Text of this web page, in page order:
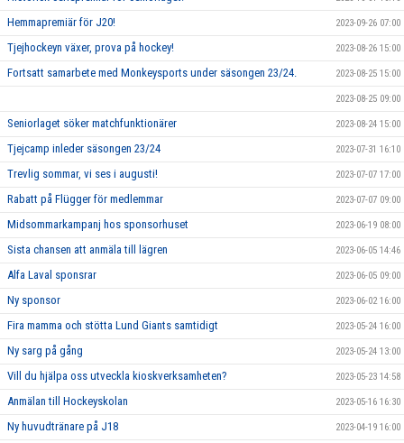
Hemmapremiär för J20! 2023-09-26 07:00
Tjejhockeyn växer, prova på hockey! 2023-08-26 15:00
Fortsatt samarbete med Monkeysports under säsongen 23/24. 2023-08-25 15:00
2023-08-25 09:00
Seniorlaget söker matchfunktionärer 2023-08-24 15:00
Tjejcamp inleder säsongen 23/24 2023-07-31 16:10
Trevlig sommar, vi ses i augusti! 2023-07-07 17:00
Rabatt på Flügger för medlemmar 2023-07-07 09:00
Midsommarkampanj hos sponsorhuset 2023-06-19 08:00
Sista chansen att anmäla till lägren 2023-06-05 14:46
Alfa Laval sponsrar 2023-06-05 09:00
Ny sponsor 2023-06-02 16:00
Fira mamma och stötta Lund Giants samtidigt 2023-05-24 16:00
Ny sarg på gång 2023-05-24 13:00
Vill du hjälpa oss utveckla kioskverksamheten? 2023-05-23 14:58
Anmälan till Hockeyskolan 2023-05-16 16:30
Ny huvudtränare på J18 2023-04-19 16:00